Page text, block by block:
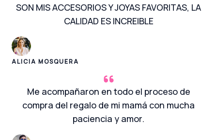
SON MIS ACCESORIOS Y JOYAS FAVORITAS, LA
CALIDAD ES INCREIBLE
ALICIA MOSQUERA
Me acompañaron en todo el proceso de
compra del regalo de mi mamá con mucha
paciencia y amor.